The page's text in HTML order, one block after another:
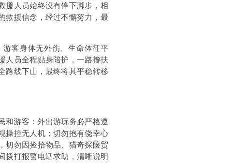
援人员始终没有停下脚步，相
救援信念，经过不懈努力，最
客身体无外伤、生命体征平
人员全程贴身陪护，一路搀扶
路线下山，最终将其平稳转移
和游客：外出游玩务必严格遵
操控无人机；切勿抱有侥幸心
切勿因捡拾物品、猎奇探险贸
拨打报警电话求助，清晰说明